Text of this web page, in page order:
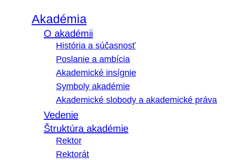
Akadémia
O akadémii
História a súčasnosť
Poslanie a ambícia
Akademické insígnie
Symboly akadémie
Akademické slobody a akademické práva
Vedenie
Štruktúra akadémie
Rektor
Rektorát